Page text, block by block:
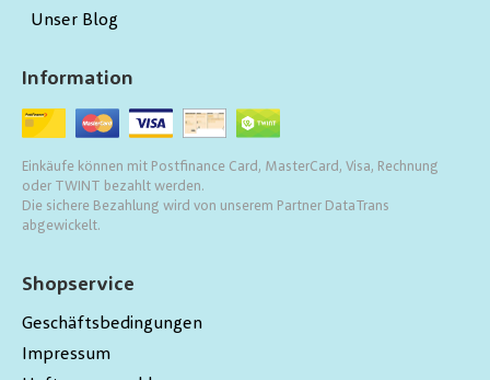
Shopservice
Geschäftsbedingungen
Impressum
Information
Einkäufe können mit Postfinance Card, MasterCard, Visa, Rechnung
oder TWINT bezahlt werden.
Die sichere Bezahlung wird von unserem Partner DataTrans
abgewickelt.
Unser Blog